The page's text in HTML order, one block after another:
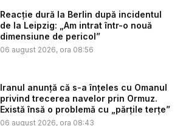
Reacție dură la Berlin după incidentul
de la Leipzig: „Am intrat într-o nouă
dimensiune de pericol”
06 august 2026, ora 08:56
Iranul anunță că s-a înțeles cu Omanul
privind trecerea navelor prin Ormuz.
Există însă o problemă cu „părțile terțe”
06 august 2026, ora 08:43